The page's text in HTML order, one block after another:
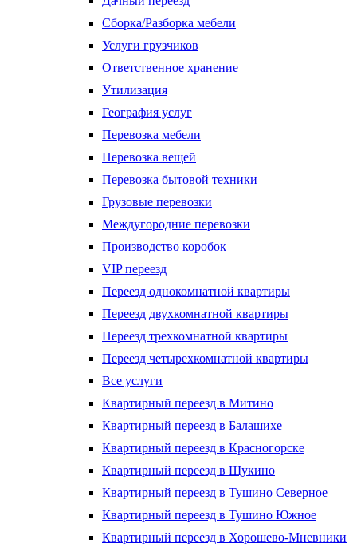
Сборка/Разборка мебели
Услуги грузчиков
Ответственное хранение
Утилизация
География услуг
Перевозка мебели
Перевозка вещей
Перевозка бытовой техники
Грузовые перевозки
Междугородние перевозки
Производство коробок
VIP переезд
Переезд однокомнатной квартиры
Переезд двухкомнатной квартиры
Переезд трехкомнатной квартиры
Переезд четырехкомнатной квартиры
Все услуги
Квартирный переезд в Митино
Квартирный переезд в Балашихе
Квартирный переезд в Красногорске
Квартирный переезд в Щукино
Квартирный переезд в Тушино Северное
Квартирный переезд в Тушино Южное
Квартирный переезд в Хорошево-Мневники